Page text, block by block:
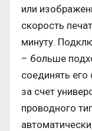
или
скорость
минуту.
– больше
соединять
за счет
проводного